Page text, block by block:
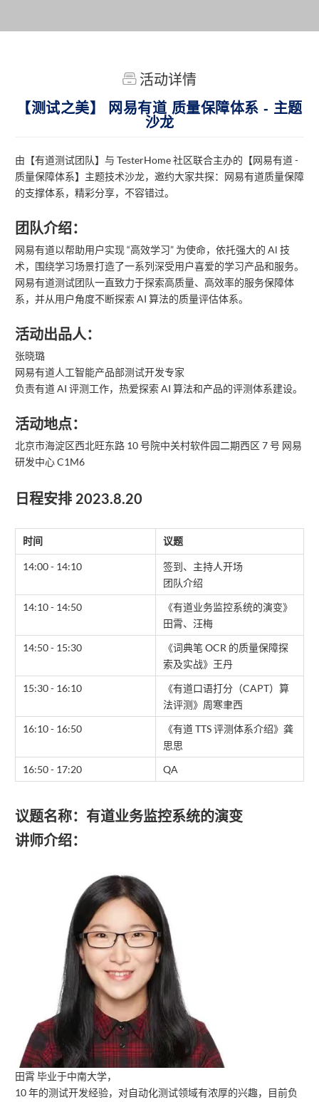
活动详情
【测试之美】 网易有道 质量保障体系 - 主题
沙龙
由【有道测试团队】与 TesterHome 社区联合主办的【网易有道 -
质量保障体系】主题技术沙龙，邀约大家共探：网易有道质量保障
的支撑体系，精彩分享，不容错过。
团队介绍：
网易有道以帮助用户实现 “高效学习” 为使命，依托强大的 Al 技
术，围绕学习场景打造了一系列深受用户喜爱的学习产品和服务。
网易有道测试团队一直致力于探索高质量、高效率的服务保障体
系，并从用户角度不断探索 AI 算法的质量评估体系。
活动出品人：
张晓璐
网易有道人工智能产品部测试开发专家
负责有道 AI 评测工作，热爱探索 AI 算法和产品的评测体系建设。
活动地点：
北京市海淀区西北旺东路 10 号院中关村软件园二期西区 7 号 网易
研发中心 C1M6
日程安排 2023.8.20
时间 议题
14:00 - 14:10
签到、主持人开场
团队介绍
14:10 - 14:50
《有道业务监控系统的演变》
田霄、汪梅
14:50 - 15:30
《词典笔 OCR 的质量保障探
索及实战》王丹
15:30 - 16:10
《有道口语打分（CAPT）算
法评测》周寒聿西
16:10 - 16:50
《有道 TTS 评测体系介绍》龚
思思
16:50 - 17:20
QA
议题名称：有道业务监控系统的演变
讲师介绍：
田霄 毕业于中南大学，
10 年的测试开发经验，对自动化测试领域有浓厚的兴趣，目前负